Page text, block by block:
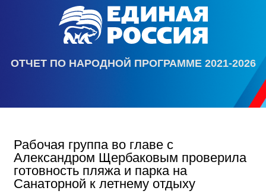
ОТЧЕТ ПО НАРОДНОЙ ПРОГРАММЕ 2021-2026
Рабочая группа во главе с
Александром Щербаковым проверила
готовность пляжа и парка на
Санаторной к летнему отдыху